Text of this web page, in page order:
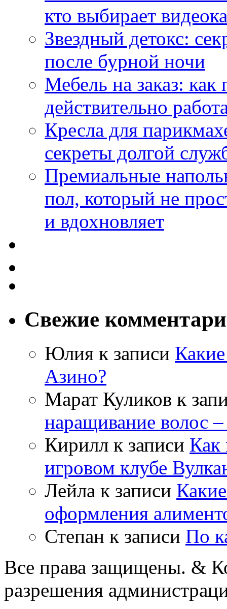
кто выбирает
Звездный детокс:
после бурной ночи
Мебель на заказ:
действительно
Кресла для
секреты долгой
Премиальные
пол, который не
и вдохновляет
Свежие
Юлия к записи
Азино?
Марат Куликов к
наращивание волос
Кирилл к записи Как
игровом клубе
Лейла к записи
оформления
Степан к записи По
Все права защищены. &
разрешения